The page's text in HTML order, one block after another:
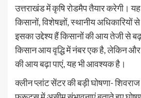
उत्तराखंड में कृषि रोडमैप तैयार करेगी।
किसानों, विशेषज्ञों, स्थानीय अधिकारियों
इसका उद्देश्य हैं किसानों की आय तेजी से
किसान आय वृद्धि में नंबर एक है, लेकिन
की आय बढ़ा पाएं, यह भी आवश्यक है।
क्लीन प्लांट सेंटर की बड़ी घोषणा-